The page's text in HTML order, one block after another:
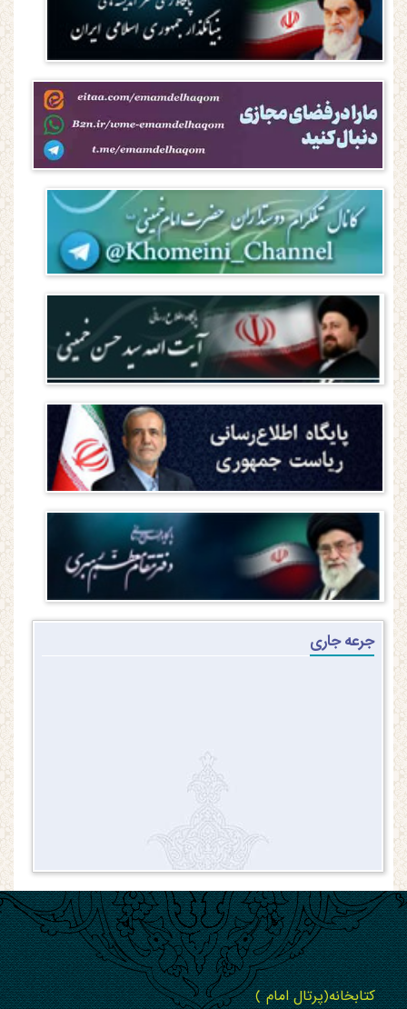
جرعه جاری
کتابخانه(پرتال امام )